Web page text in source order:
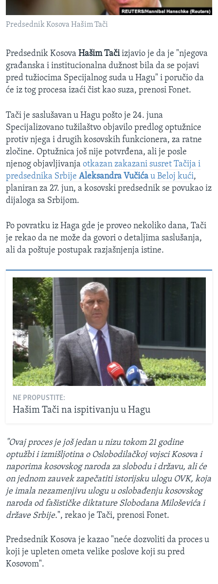
INTERVJU
Predsednik Kosova Hašim Tači
Predsednik Kosova Hašim Tačiizjavio je da je "njegova
građanska i institucionalna dužnost bila da se pojavi
pred tužiocima Specijalnog suda u Hagu" i poručio da
će iz tog procesa izaći čist kao suza, prenosi Fonet.
Tači je saslušavan u Hagu pošto je 24. juna
Specijalizovano tužilaštvo objavilo predlog optužnice
protiv njega i drugih kosovskih funkcionera, za ratne
zločine. Optužnica još nije potvrđena, ali je posle
njenog objavljivanja otkazan zakazani susret Tačija i
predsednika Srbije Aleksandra Vučića u Beloj kući,
planiran za 27. jun, a kosovski predsednik se povukao iz
dijaloga sa Srbijom.
Po povratku iz Haga gde je proveo nekoliko dana, Tači
je rekao da ne može da govori o detaljima saslušanja,
ali da poštuje postupak razjašnjenja istine.
NE PROPUSTITE:
Hašim Tači na ispitivanju u Hagu
"Ovaj proces je još jedan u nizu tokom 21 godine
optužbi i izmišljotina o Oslobodilačkoj vojsci Kosova i
naporima kosovskog naroda za slobodu i državu, ali će
on jednom zauvek zapečatiti istorijsku ulogu OVK, koja
je imala nezamenjivu ulogu u oslobađenju kosovskog
naroda od fašističke diktature Slobodana Miloševića i
države Srbije.", rekao je Tači, prenosi Fonet.
Predsednik Kosova je kazao "neće dozvoliti da proces u
koji je upleten ometa velike poslove koji su pred
Kosovom".